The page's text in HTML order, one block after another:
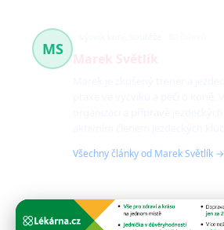
MS
Všechny články od Marek Světlík →